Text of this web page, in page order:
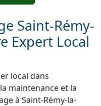
Saint-Rémy-
Expert Local
local dans
maintenance et la
à Saint-Rémy-la-